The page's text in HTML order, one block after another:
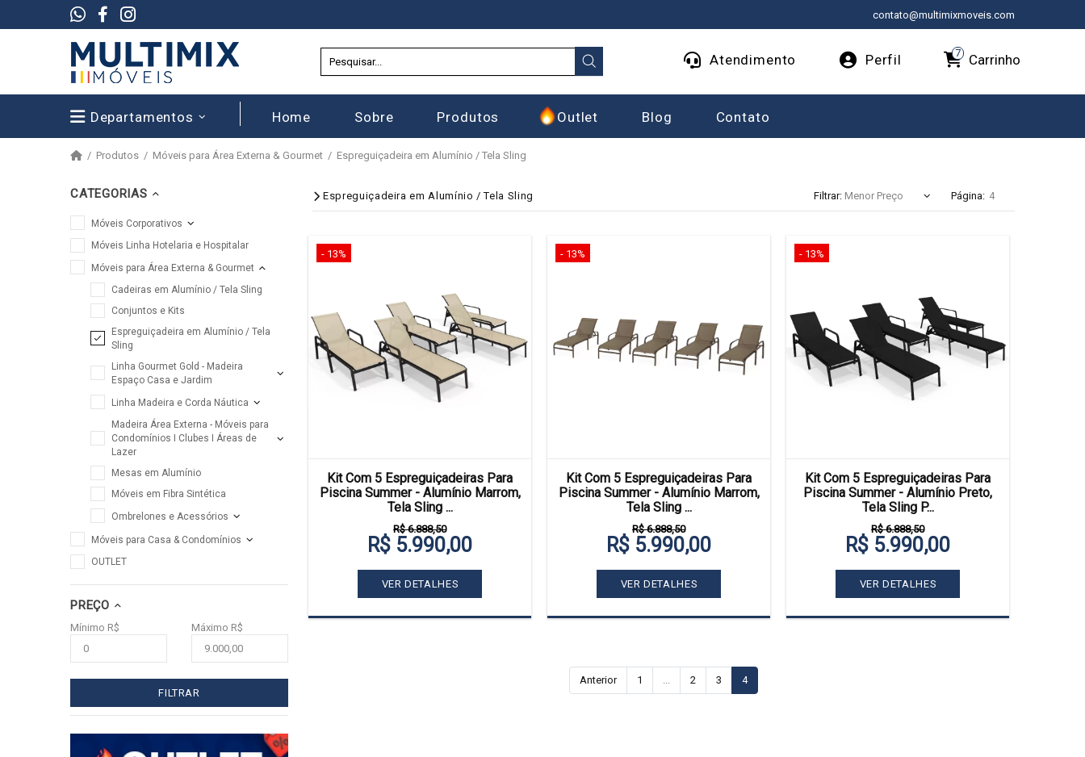
contato@multimixmoveis.com
Atendimento Perfil Carrinho
7
Departamentos Home Sobre Produtos Outlet Blog Contato
Produtos Móveis para Área Externa & Gourmet Espreguiçadeira em Alumínio / Tela Sling
CATEGORIAS
Móveis Corporativos
Móveis Linha Hotelaria e Hospitalar
Móveis para Área Externa & Gourmet
Cadeiras em Alumínio / Tela Sling
Conjuntos e Kits
Espreguiçadeira em Alumínio / Tela
Sling
Linha Gourmet Gold - Madeira
Espaço Casa e Jardim
Linha Madeira e Corda Náutica
Madeira Área Externa - Móveis para
Condomínios I Clubes I Áreas de
Lazer
Mesas em Alumínio
Móveis em Fibra Sintética
Ombrelones e Acessórios
Móveis para Casa & Condomínios
OUTLET
PREÇO
Mínimo R$ Máximo R$
FILTRAR
Espreguiçadeira em Alumínio / Tela Sling Filtrar: Página:
- 13%
Kit Com 5 Espreguiçadeiras Para
Piscina Summer - Alumínio Marrom,
Tela Sling ...
R$ 6.888,50
R$ 5.990,00
VER DETALHES
- 13%
Kit Com 5 Espreguiçadeiras Para
Piscina Summer - Alumínio Marrom,
Tela Sling ...
R$ 6.888,50
R$ 5.990,00
VER DETALHES
- 13%
Kit Com 5 Espreguiçadeiras Para
Piscina Summer - Alumínio Preto,
Tela Sling P...
R$ 6.888,50
R$ 5.990,00
VER DETALHES
Anterior 1 ... 2 3 4